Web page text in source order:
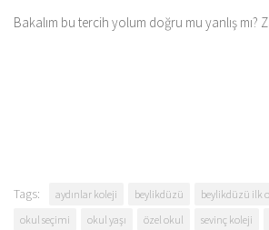
Bakalım bu tercih yolum doğru mu yanlış mı?
Tags: aydınlar koleji beylikdüzü beylikdüzü ilk
okul seçimi
okul yaşı özel okul sevinç koleji